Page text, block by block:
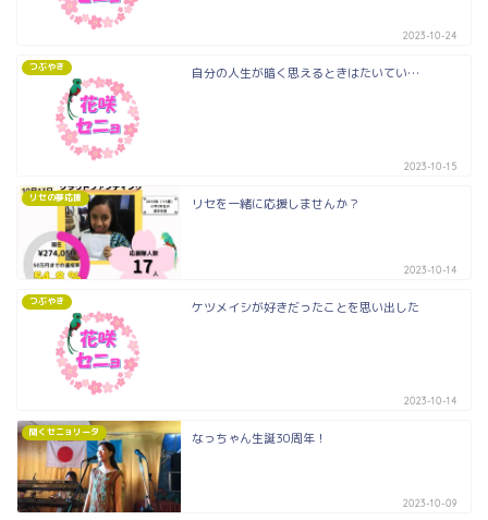
2023-10-24
つぶやき 自分の人生が暗く思えるときはたいてい…
2023-10-15
リセの夢応援 リセを一緒に応援しませんか？
2023-10-14
つぶやき ケツメイシが好きだったことを思い出した
2023-10-14
聞くセニョリータ なっちゃん生誕30周年！
2023-10-09